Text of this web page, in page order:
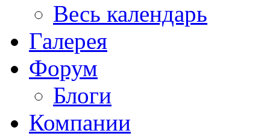
Весь календарь
Галерея
Форум
Блоги
Компании